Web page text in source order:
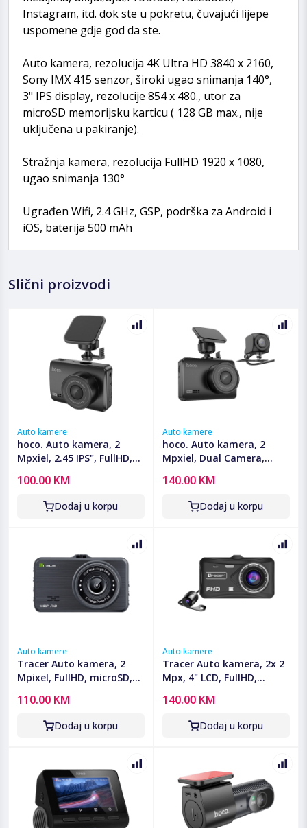
Instagram, itd. dok ste u pokretu, čuvajući lijepe
uspomene gdje god da ste.
Auto kamera, rezolucija 4K Ultra HD 3840 x 2160,
Sony IMX 415 senzor, široki ugao snimanja 140°,
3" IPS display, rezolucije 854 x 480., utor za
microSD memorijsku karticu ( 128 GB max., nije
uključena u pakiranje).
Stražnja kamera, rezolucija FullHD 1920 x 1080,
ugao snimanja 130°
Ugrađen Wifi, 2.4 GHz, GSP, podrška za Android i
iOS, baterija 500 mAh
Slični proizvodi
Auto kamere
hoco. Auto kamera, 2
Mpxiel, 2.45 IPS", FullHD,
100.00 KM
Dodaj u korpu
Auto kamere
hoco. Auto kamera, 2
Mpxiel, Dual Camera,
140.00 KM
Dodaj u korpu
Auto kamere
Tracer Auto kamera, 2
Mpixel, FullHD, microSD,
DASH CAM
110.00 KM
Dodaj u korpu
Auto kamere
Tracer Auto kamera, 2x 2
Mpx, 4" LCD, FullHD,
FHD CRUX DASH CAM
140.00 KM
Dodaj u korpu